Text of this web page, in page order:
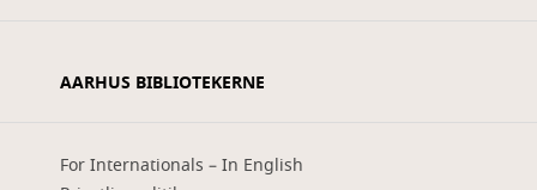
AARHUS BIBLIOTEKERNE
For Internationals – In English